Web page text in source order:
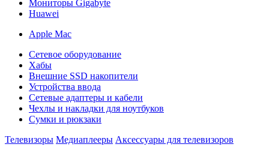
Мониторы Gigabyte
Huawei
Apple Mac
Сетевое оборудование
Хабы
Внешние SSD накопители
Устройства ввода
Сетевые адаптеры и кабели
Чехлы и накладки для ноутбуков
Сумки и рюкзаки
Телевизоры Медиаплееры Аксессуары для телевизоров